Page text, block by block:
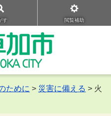
す 閲覧補助
ために > 災害に備える > 火